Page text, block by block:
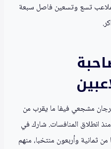
تسع وتسعين فاصل سبعة
مشجعي فيفا ما يقرب من
انطلاق المنافسات. شارك في
من ثمانية وأربعون منتخبا، منهم